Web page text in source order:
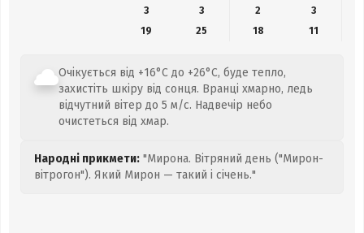
3
3 2
3
19
25 18 11
Очікується від +16°C до +26°C, буде тепло,
захистіть шкіру від сонця. Вранці хмарно, ледь
відчутний вітер до 5 м/с. Надвечір небо
очистеться від хмар.
Народні прикмети: "Мирона. Вітряний день ("Мирон-
вітрогон"). Який Мирон — такий і січень."